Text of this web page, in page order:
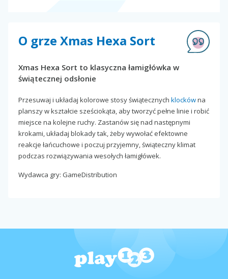
O grze Xmas Hexa Sort
Xmas Hexa Sort to klasyczna łamigłówka w
świątecznej odsłonie
Przesuwaj i układaj kolorowe stosy świątecznych klockówna
planszy w kształcie sześciokąta, aby tworzyć pełne linie i robić
miejsce na kolejne ruchy. Zastanów się nad następnymi
krokami, układaj blokady tak, żeby wywołać efektowne
reakcje łańcuchowe i poczuj przyjemny, świąteczny klimat
podczas rozwiązywania wesołych łamigłówek.
Wydawca gry: GameDistribution